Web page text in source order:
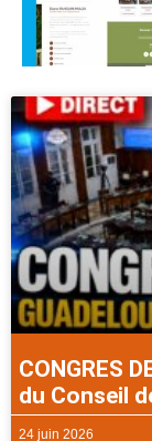
CONGRES
du Conseil
24 juin 2026